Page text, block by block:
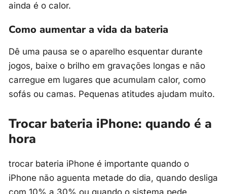
ainda é o calor.
Como aumentar a vida da bateria
Dê uma pausa se o aparelho esquentar durante
jogos, baixe o brilho em gravações longas e não
carregue em lugares que acumulam calor, como
sofás ou camas. Pequenas atitudes ajudam muito.
Trocar bateria iPhone: quando é a
hora
trocar bateria iPhone é importante quando o
iPhone não aguenta metade do dia, quando desliga